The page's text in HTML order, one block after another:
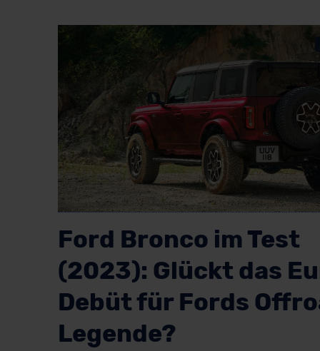
Ford Bronco im Test
(2023): Glückt das
Debüt für Fords
Legende?